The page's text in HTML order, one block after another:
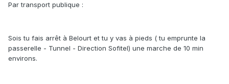
Par transport publique :
Sois tu fais arrêt à Belourt et tu y vas à pieds ( tu emprunte la
passerelle - Tunnel - Direction Sofitel) une marche de 10 min
environs.